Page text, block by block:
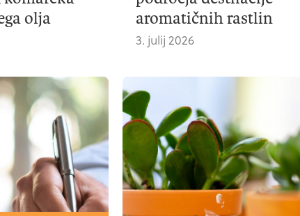
olja
aromatičnih rastlin
3. julij 2026